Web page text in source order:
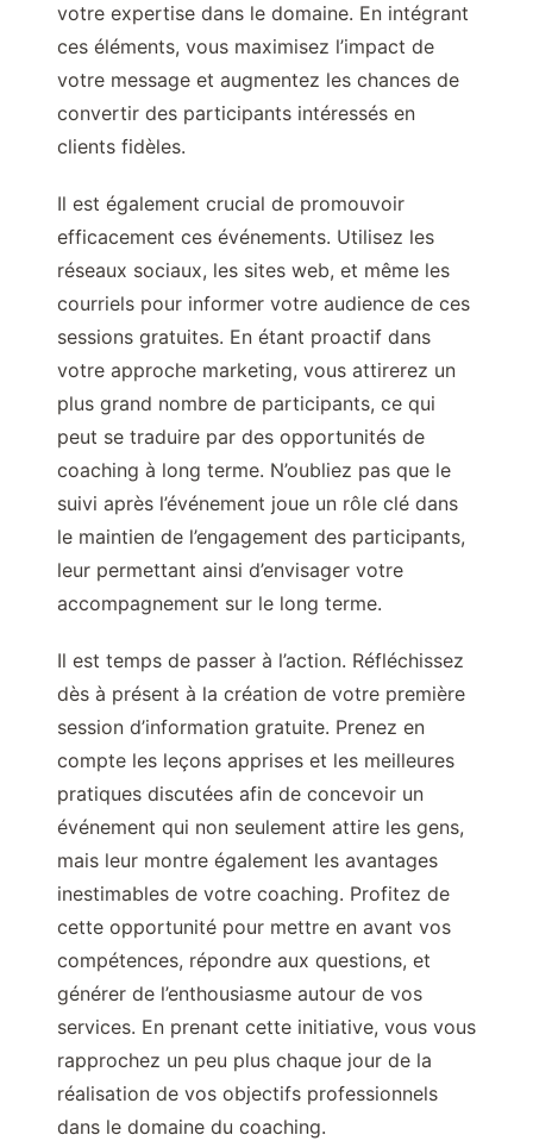
votre expertise dans le domaine. En intégrant
ces éléments, vous maximisez l’impact de
votre message et augmentez les chances de
convertir des participants intéressés en
clients fidèles.
Il est également crucial de promouvoir
efficacement ces événements. Utilisez les
réseaux sociaux, les sites web, et même les
courriels pour informer votre audience de ces
sessions gratuites. En étant proactif dans
votre approche marketing, vous attirerez un
plus grand nombre de participants, ce qui
peut se traduire par des opportunités de
coaching à long terme. N’oubliez pas que le
suivi après l’événement joue un rôle clé dans
le maintien de l’engagement des participants,
leur permettant ainsi d’envisager votre
accompagnement sur le long terme.
Il est temps de passer à l’action. Réfléchissez
dès à présent à la création de votre première
session d’information gratuite. Prenez en
compte les leçons apprises et les meilleures
pratiques discutées afin de concevoir un
événement qui non seulement attire les gens,
mais leur montre également les avantages
inestimables de votre coaching. Profitez de
cette opportunité pour mettre en avant vos
compétences, répondre aux questions, et
générer de l’enthousiasme autour de vos
services. En prenant cette initiative, vous vous
rapprochez un peu plus chaque jour de la
réalisation de vos objectifs professionnels
dans le domaine du coaching.